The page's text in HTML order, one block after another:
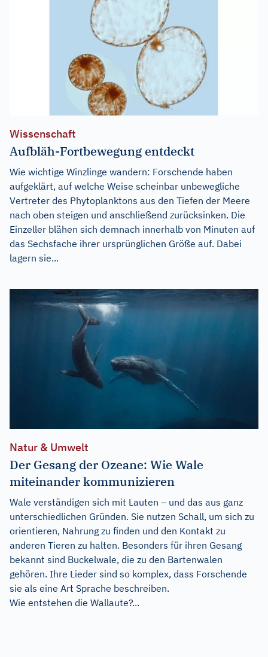
Wissenschaft
Aufbläh-Fortbewegung entdeckt
Wie wichtige Winzlinge wandern: Forschende haben
aufgeklärt, auf welche Weise scheinbar unbewegliche
Vertreter des Phytoplanktons aus den Tiefen der Meere
nach oben steigen und anschließend zurücksinken. Die
Einzeller blähen sich demnach innerhalb von Minuten auf
das Sechsfache ihrer ursprünglichen Größe auf. Dabei
lagern sie...
Natur & Umwelt
Der Gesang der Ozeane: Wie Wale
miteinander kommunizieren
Wale verständigen sich mit Lauten – und das aus ganz
unterschiedlichen Gründen. Sie nutzen Schall, um sich zu
orientieren, Nahrung zu finden und den Kontakt zu
anderen Tieren zu halten. Besonders für ihren Gesang
bekannt sind Buckelwale, die zu den Bartenwalen
gehören. Ihre Lieder sind so komplex, dass Forschende
sie als eine Art Sprache beschreiben.
Wie entstehen die Wallaute?...